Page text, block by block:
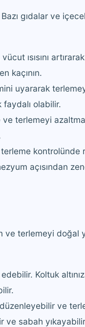
gıdalar ve
ısısını
kaçının.
uyararak
olabilir.
ve terlemeyi
kontrolünde
açısından
ve terlemeyi doğal
Koltuk
ve
ve sabah